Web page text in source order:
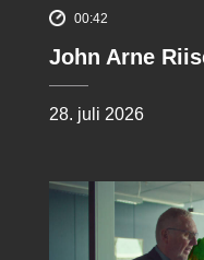
00:42
John Arne
28. juli 2026